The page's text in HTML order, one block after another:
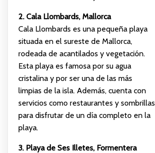
2. Cala Llombards, Mallorca
Cala Llombards es una pequeña playa
situada en el sureste de Mallorca,
rodeada de acantilados y vegetación.
Esta playa es famosa por su agua
cristalina y por ser una de las más
limpias de la isla. Además, cuenta con
servicios como restaurantes y sombrillas
para disfrutar de un día completo en la
playa.
3. Playa de Ses Illetes, Formentera